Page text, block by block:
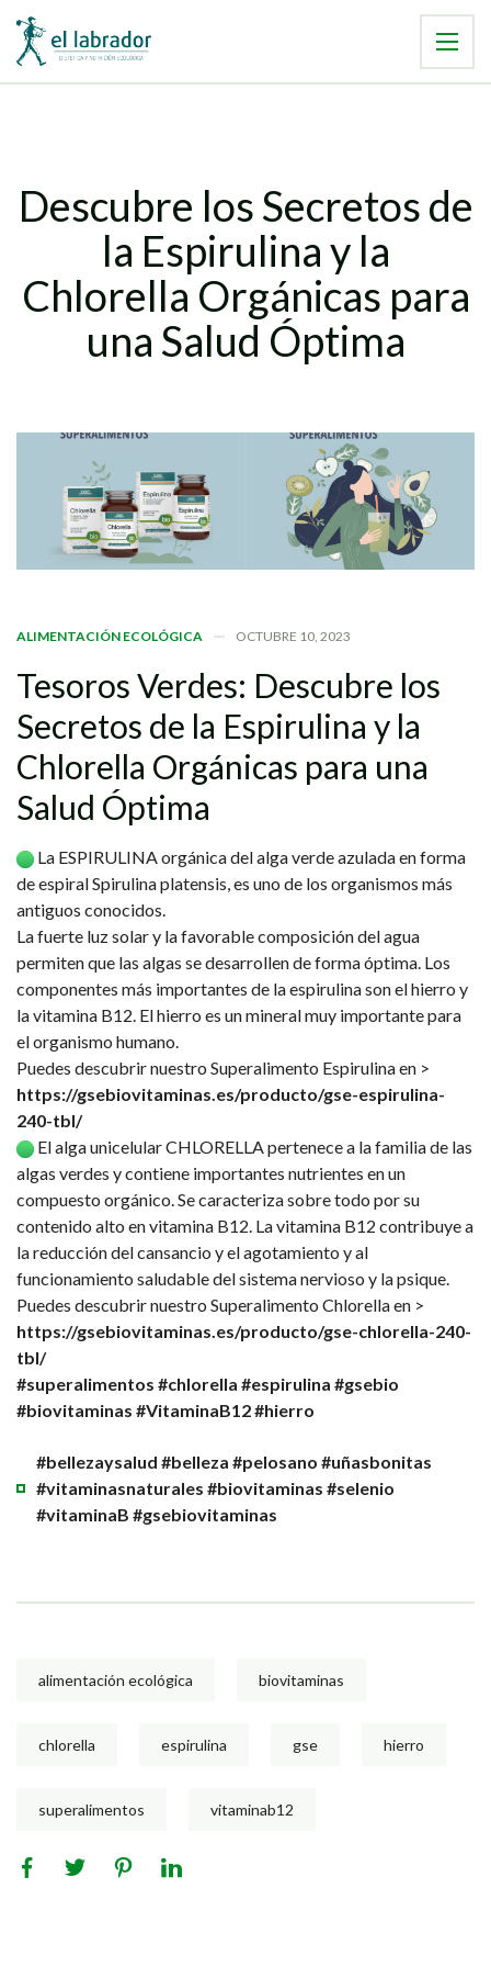
Descubre los Secretos de
la Espirulina y la
Chlorella Orgánicas para
una Salud Óptima
ALIMENTACIÓN ECOLÓGICA OCTUBRE 10, 2023
TesorosVerdes: Descubre los
Secretos de la Espirulina y la
Chlorella Orgánicas para una
Salud Óptima
La ESPIRULINA orgánica del alga verde azulada en forma
de espiral Spirulina platensis, es uno de los organismos más
antiguos conocidos.
La fuerte luz solar y la favorable composición del agua
permiten que las algas se desarrollen de forma óptima. Los
componentes más importantes de la espirulina son el hierro y
la vitamina B12. El hierro es un mineral muy importante para
el organismo humano.
Puedes descubrir nuestro Superalimento Espirulina en >
https://gsebiovitaminas.es/producto/gse-espirulina-
240-tbl/
El alga unicelular CHLORELLA pertenece a la familia de las
algas verdes y contiene importantes nutrientes en un
compuesto orgánico. Se caracteriza sobre todo por su
contenido alto en vitamina B12. La vitamina B12 contribuye a
la reducción del cansancio y el agotamiento y al
funcionamiento saludable del sistema nervioso y la psique.
Puedes descubrir nuestro Superalimento Chlorella en >
https://gsebiovitaminas.es/producto/gse-chlorella-240-
tbl/
#superalimentos #chlorella #espirulina #gsebio
#biovitaminas #VitaminaB12#hierro
#bellezaysalud #belleza #pelosano #uñasbonitas
#vitaminasnaturales #biovitaminas #selenio
#vitaminaB #gsebiovitaminas
alimentación ecológica biovitaminas
chlorella espirulina gse hierro
superalimentos vitaminab12